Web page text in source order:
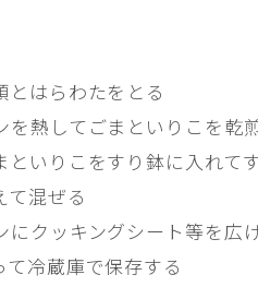
とはらわたをとる
を熱してごまといりこを乾
といりこをすり鉢に入れて
て混ぜる
にクッキングシート等を広
て冷蔵庫で保存する